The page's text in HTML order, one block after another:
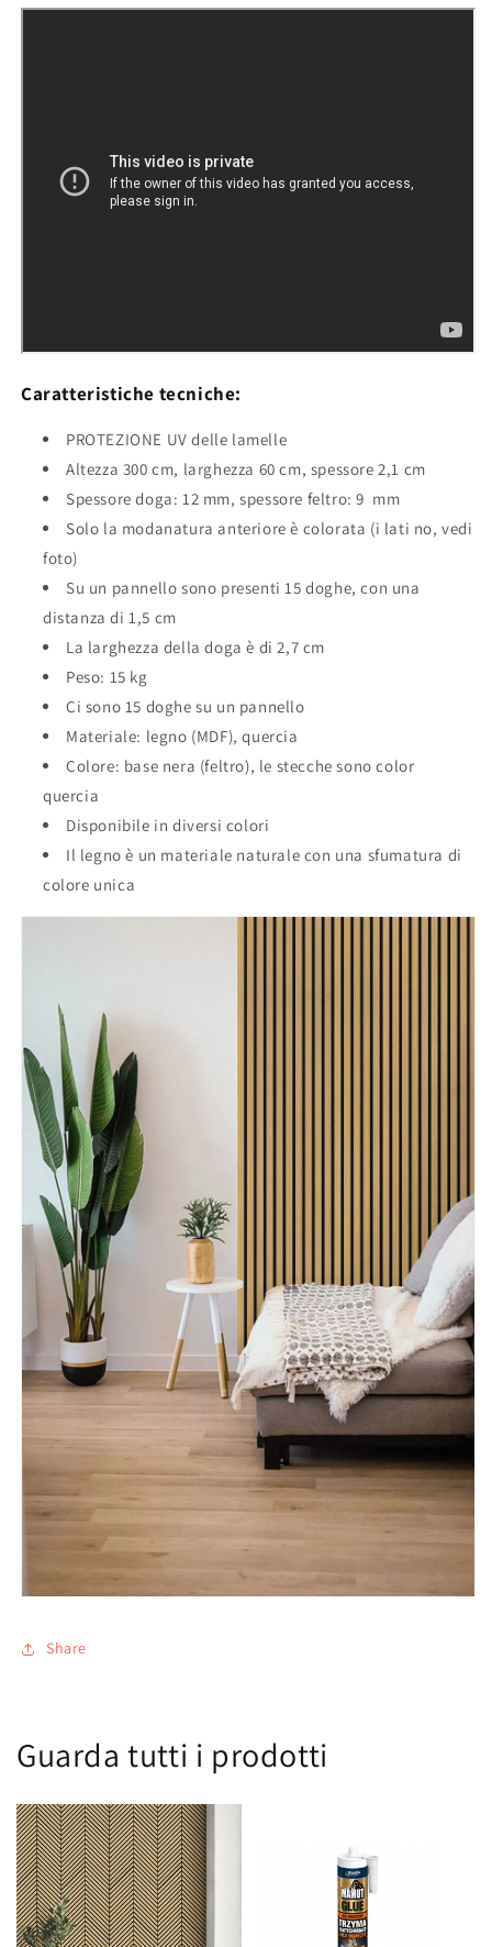
Caratteristiche tecniche:
PROTEZIONE UV delle lamelle
Altezza 300 cm, larghezza 60 cm, spessore 2,1 cm
Spessore doga: 12 mm, spessore feltro: 9 mm
Solo la modanatura anteriore è colorata (i lati no, vedi
foto)
Su un pannello sono presenti 15 doghe, con una
distanza di 1,5 cm
La larghezza della doga è di 2,7 cm
Peso: 15 kg
Ci sono 15 doghe su un pannello
Materiale: legno (MDF), quercia
Colore: base nera (feltro), le stecche sono color
quercia
Disponibile in diversi colori
Il legno è un materiale naturale con una sfumatura di
colore unica
Share
Guarda tutti i prodotti